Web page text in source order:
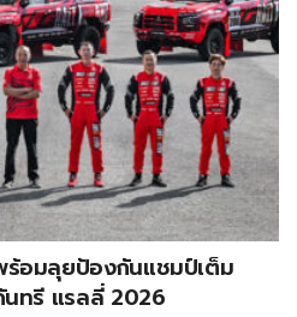
อมลุยป้องกันแชมป์เต็ม
ทรี แรลลี่ 2026